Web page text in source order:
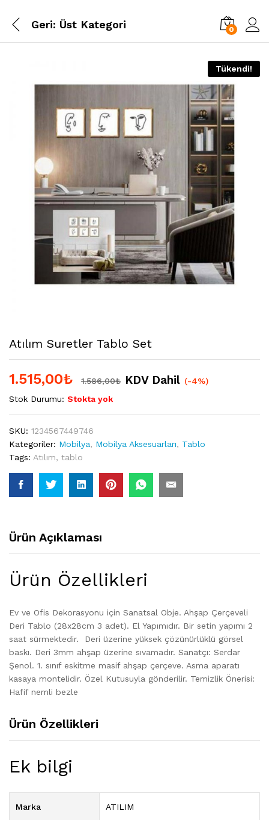
Geri: Üst Kategori 0
Tükendi!
Atılım Suretler Tablo Set
1.515,00₺ 1.586,00₺ KDV Dahil (-4%)
Stok Durumu: Stokta yok
SKU: 1234567449746
Kategoriler: Mobilya, Mobilya Aksesuarları, Tablo
Tags: Atılım, tablo
Ürün Açıklaması
Ürün Özellikleri
Ev ve Ofis Dekorasyonu için Sanatsal Obje. Ahşap Çerçeveli
Deri Tablo (28x28cm 3 adet). El Yapımıdır. Bir setin yapımı 2
saat sürmektedir. Deri üzerine yüksek çözünürlüklü görsel
baskı. Deri 3mm ahşap üzerine sıvamadır. Sanatçı: Serdar
Şenol. 1. sınıf eskitme masif ahşap çerçeve. Asma aparatı
kasaya montelidir. Özel Kutusuyla gönderilir. Temizlik Önerisi:
Hafif nemli bezle
Ürün Özellikleri
Ek bilgi
Marka ATILIM